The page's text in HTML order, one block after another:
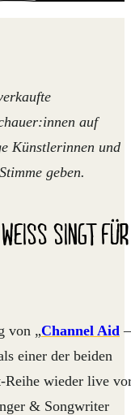
auf
Künstlerinnen und
geben.
SINGT FÜR
von „Channel Aid –
einer der beiden
Reihe wieder live
& Songwriter